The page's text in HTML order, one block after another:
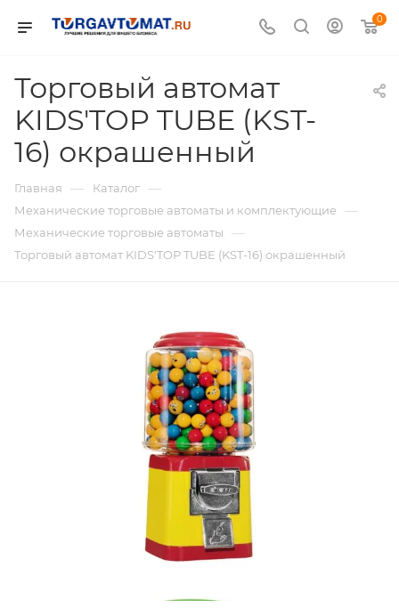
0
Торговый автомат
KIDS'TOP TUBE (KST-
16) окрашенный
Главная — Каталог —
Механические торговые автоматы и комплектующие —
Механические торговые автоматы —
Торговый автомат KIDS'TOP TUBE (KST-16) окрашенный